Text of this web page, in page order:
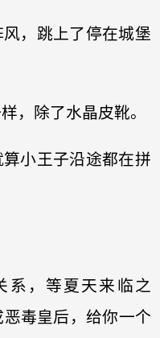
，跳上了停在城堡
，除了水晶皮靴。
小王子沿途都在拼
系，等夏天来临之
毒皇后，给你一个